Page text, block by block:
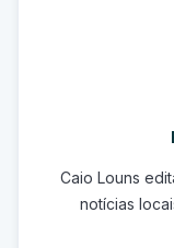
Caio Louns
notícias